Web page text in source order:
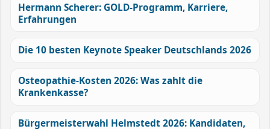
Hermann Scherer: GOLD-Programm, Karriere,
Erfahrungen
Die 10 besten Keynote Speaker Deutschlands 2026
Osteopathie-Kosten 2026: Was zahlt die
Krankenkasse?
Bürgermeisterwahl Helmstedt 2026: Kandidaten,